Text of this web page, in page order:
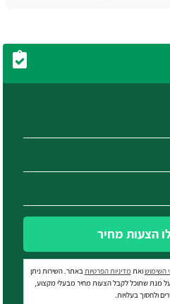
הצעות מחיר
השימושואת מדיניות הפרטיותבאתר. השירות ניתן
על מנת שתוכל לקבל הצעות מחיר מבעלי מקצוע,
ולחסוך בעלויות.